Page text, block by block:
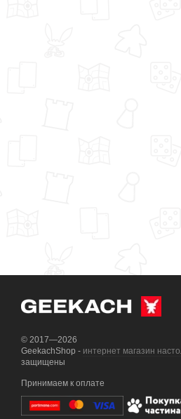
© 2017—2026
GeekachShop - интернет магазин
защищены
Принимаем к оплате